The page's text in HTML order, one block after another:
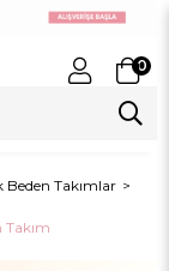
0
Beden Takımlar